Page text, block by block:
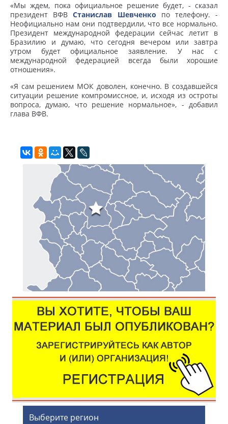
«Мы ждем, пока официальное решение будет, - сказал
президент ВФВСтанислав Шевченко по телефону. -
Неофициально нам они подтвердили, что все нормально.
Президент международной федерации сейчас летит в
Бразилию и думаю, что сегодня вечером или завтра
утром будет официальное заявление. У нас с
международной федерацией всегда были хорошие
отношения».
«Я сам решением МОК доволен, конечно. В создавшейся
ситуации решение компромиссное, и, исходя из остроты
вопроса, думаю, что решение нормальное», - добавил
глава ВФВ.
Выберите регион